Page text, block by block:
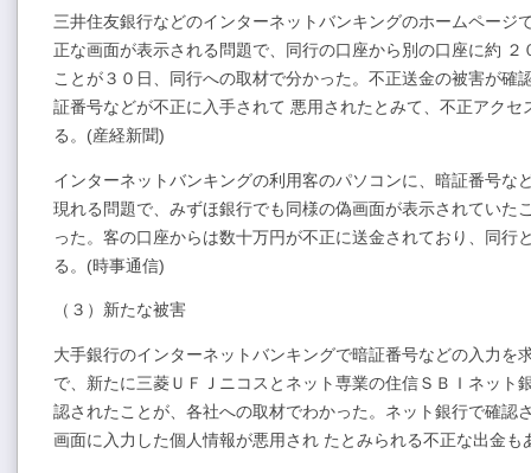
三井住友銀行などのインターネットバンキングのホームページ
正な画面が表示される問題で、同行の口座から別の口座に約
ことが３０日、同行への取材で分かった。不正送金の被害が確
証番号などが不正に入手されて 悪用されたとみて、不正アク
る。(産経新聞)
インターネットバンキングの利用客のパソコンに、暗証番号な
現れる問題で、みずほ銀行でも同様の偽画面が表示されていた
った。客の口座からは数十万円が不正に送金されており、同行
る。(時事通信)
（３）新たな被害
大手銀行のインターネットバンキングで暗証番号などの入力を
で、新たに三菱ＵＦＪニコスとネット専業の住信ＳＢＩネット
認されたことが、各社への取材でわかった。ネット銀行で確認
画面に入力した個人情報が悪用され たとみられる不正な出金も